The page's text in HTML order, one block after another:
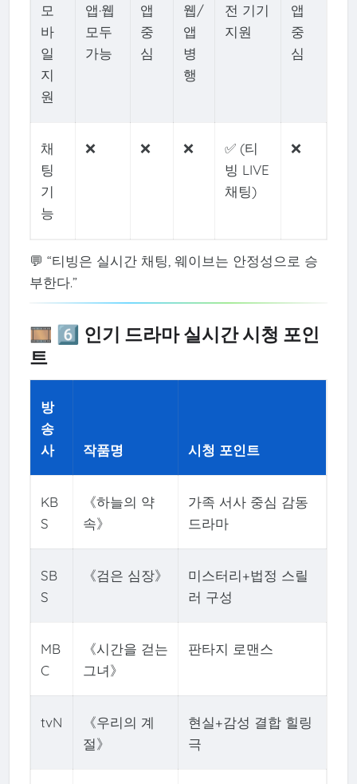
모
바
일
지
원
앱·웹
모두
가능
앱
중
심
웹/
앱
병
행
전 기기
지원
앱
중
심
채
팅
기
능
❌ ❌ ❌
✅ (티
빙 LIVE
채팅)
❌
💬 “티빙은 실시간 채팅, 웨이브는 안정성으로 승
부한다.”
🎞️ 6️⃣ 인기 드라마 실시간 시청 포인
트
방
송
사
작품명 시청 포인트
KB
S
《하늘의 약
속》
가족 서사 중심 감동
드라마
SB
S
《검은 심장》
미스터리+법정 스릴
러 구성
MB
C
《시간을 걷는
그녀》
판타지 로맨스
tvN
《우리의 계
절》
현실+감성 결합 힐링
극